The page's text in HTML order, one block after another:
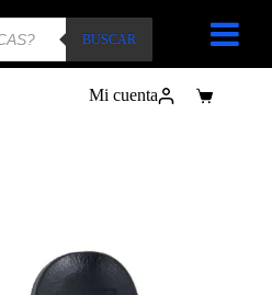
BUSCAR
Mi cuenta
Carro